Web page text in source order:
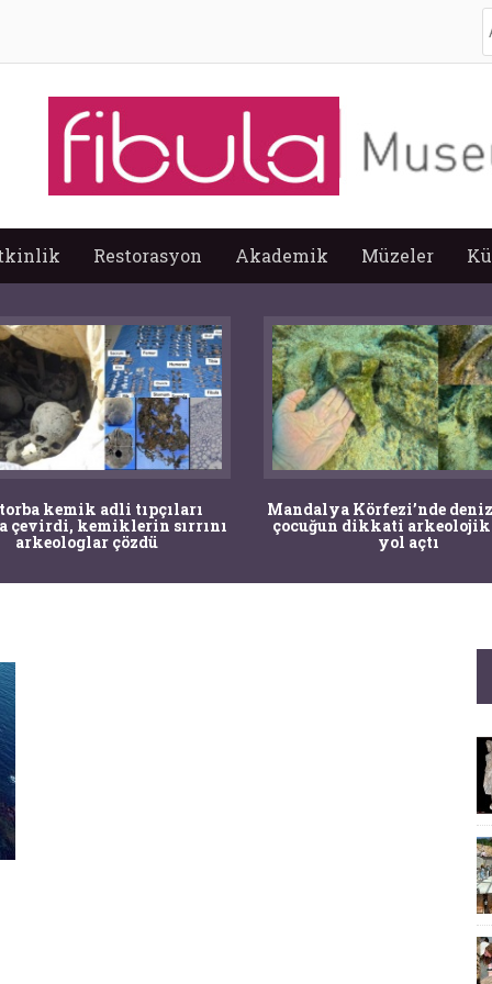
Restorasyon Akademik Müzeler
kemik adli tıpçıları
çevirdi, kemiklerin sırrını
arkeologlar çözdü
Mandalya Körfezi’nde
çocuğun dikkati
yol açtı